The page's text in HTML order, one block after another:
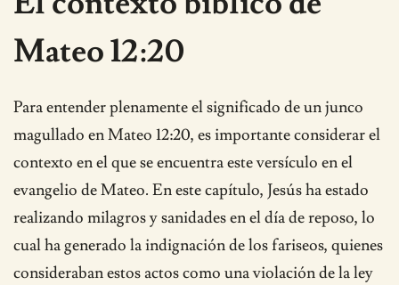
Mateo 12:20
Para entender plenamente el significado de un junco
magullado en Mateo 12:20, es importante considerar el
contexto en el que se encuentra este versículo en el
evangelio de Mateo. En este capítulo, Jesús ha estado
realizando milagros y sanidades en el día de reposo, lo
cual ha generado la indignación de los fariseos, quienes
consideraban estos actos como una violación de la ley